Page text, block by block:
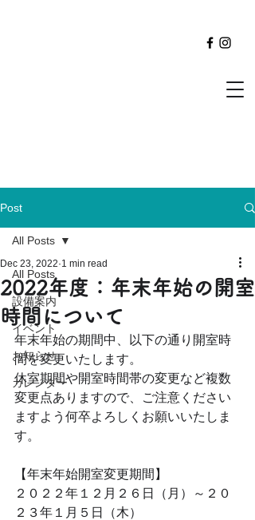
Post
All Posts
設備案内
イベント
お知らせ
カレンダー
All Posts
2022年度：年末年始の開室
時間について
Dec 23, 2022 1 min read
年末年始の期間中、以下の通り開室時
間を変更いたします。
休室期間や開室時間帯の変更など複数
変更点ありますので、ご注意ください
ますよう何卒よろしくお願いいたしま
す。
【年末年始開室変更期間】
２０２２年１２月２６日（月）～２０
２３年１月５日（木）